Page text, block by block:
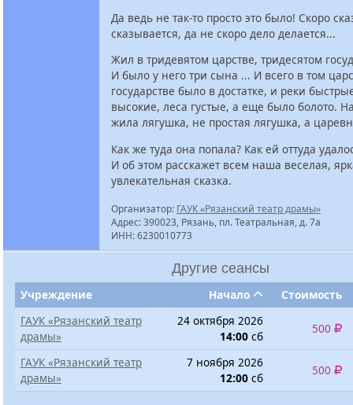
Да ведь не так-то просто это было! Скоро
сказывается, да не скоро дело делается...
Жил в тридевятом царстве, тридесятом
И было у него три сына ... И всего в том
государстве было в достатке, и реки
высокие, леса густые, а еще было болото.
жила лягушка, не простая лягушка, а
Как же туда она попала? Как ей оттуда
И об этом расскажет всем наша веселая,
увлекательная сказка.
Организатор: ГАУК «Рязанский театр драмы»
Адрес: 390023, Рязань, пл. Театральная, д. 7а
ИНН: 6230010773
Другие сеансы
Учреждение Начало
Стоимость
ГАУК «Рязанский театр
драмы»
24 октября 2026
14:00 сб
500
ГАУК «Рязанский театр
драмы»
7 ноября 2026
12:00 сб
500